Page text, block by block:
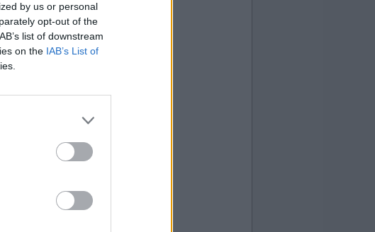
by us or personal
opt-out of the
list of downstream
on the IAB’s List of